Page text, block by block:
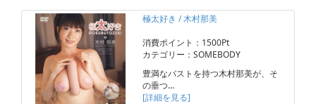
極太好き / 木村那美
消費ポイント：1500Pt
カテゴリー：SOMEBODY
豊満なバストを持つ木村那美が、そ
の垂つ…
[詳細を見る]